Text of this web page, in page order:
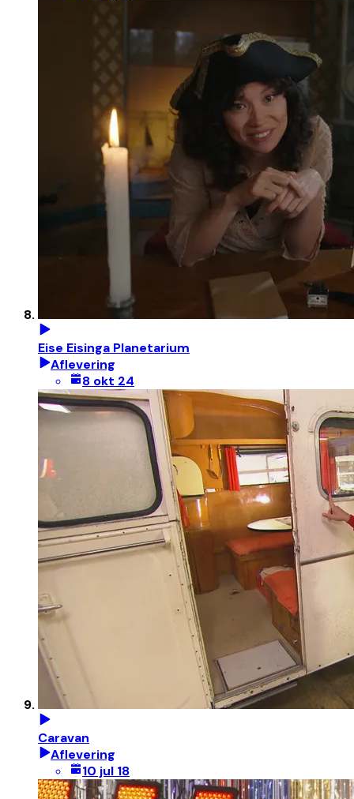
Eise Eisinga Planetarium
Aflevering
8 okt 24
Caravan
Aflevering
10 jul 18